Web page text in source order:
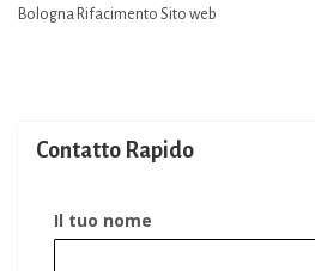
Bologna Rifacimento Sito web
Contatto Rapido
Il tuo nome